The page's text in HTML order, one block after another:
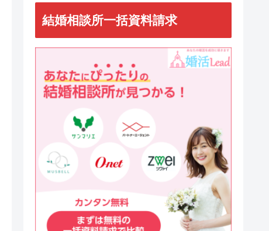
結婚相談所一括資料請求